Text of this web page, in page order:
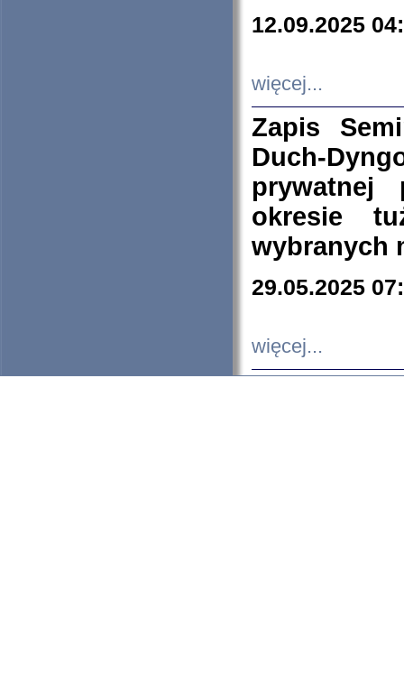
12.09.2025
więcej...
Zapis
Duch-
prywatnej
okresie
wybranych
29.05.2025
więcej...